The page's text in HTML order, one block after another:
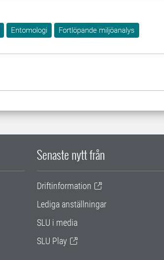
Entomologi Fortlöpande miljöanalys
Senaste nytt från
Driftinformation
Lediga anställningar
SLU i media
SLU Play